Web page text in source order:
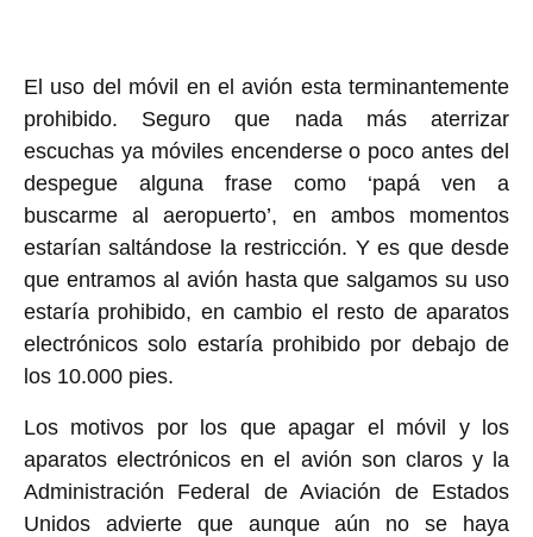
El uso del móvil en el avión esta terminantemente
prohibido. Seguro que nada más aterrizar
escuchas ya móviles encenderse o poco antes del
despegue alguna frase como ‘papá ven a
buscarme al aeropuerto’, en ambos momentos
estarían saltándose la restricción. Y es que desde
que entramos al avión hasta que salgamos su uso
estaría prohibido, en cambio el resto de aparatos
electrónicos solo estaría prohibido por debajo de
los 10.000 pies.
Los motivos por los que apagar el móvil y los
aparatos electrónicos en el avión son claros y la
Administración Federal de Aviación de Estados
Unidos advierte que aunque aún no se haya